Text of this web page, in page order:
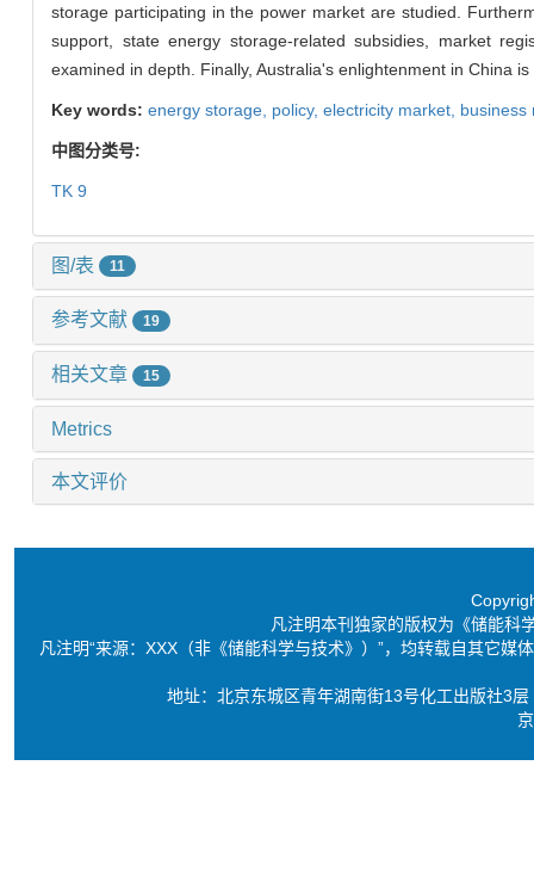
storage participating in the power market are studied.
support, state energy storage-related subsidies, market
examined in depth. Finally, Australia's enlightenment in China
Key words: energy storage, policy, electricity market,
中图分类号:
TK 9
图/表 11
参考文献 19
相关文章 15
Metrics
本文评价
凡注明本刊独家的版权为《储能科
凡注明“来源：XXX（非《储能科学与技术》）”，均转载自其它
地址：北京东城区青年湖南街13号化工出版社